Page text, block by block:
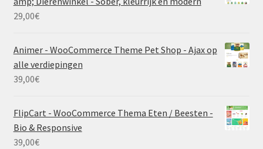
29,00€
Animer - WooCommerce Theme Pet Shop - Ajax op
alle verdiepingen
39,00€
FlipCart - WooCommerce Thema Eten / Beesten -
Bio & Responsive
39,00€